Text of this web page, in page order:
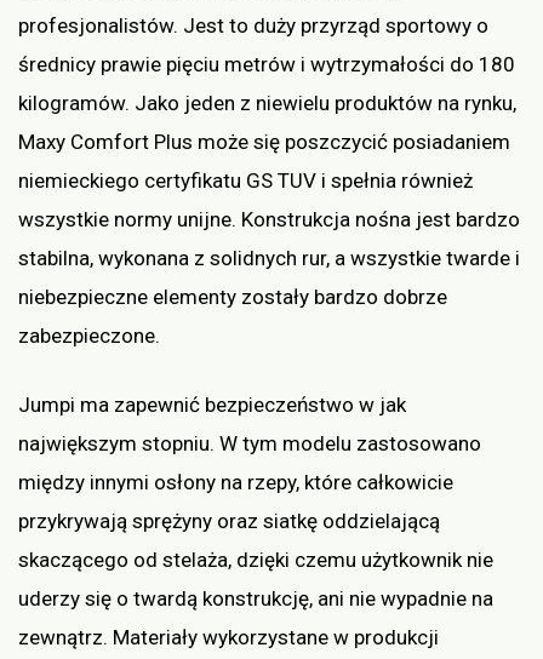
profesjonalistów. Jest to duży przyrząd sportowy o
średnicy prawie pięciu metrów i wytrzymałości do 180
kilogramów. Jako jeden z niewielu produktów na rynku,
Maxy Comfort Plus może się poszczycić posiadaniem
niemieckiego certyfikatu GS TUV i spełnia również
wszystkie normy unijne. Konstrukcja nośna jest bardzo
stabilna, wykonana z solidnych rur, a wszystkie twarde i
niebezpieczne elementy zostały bardzo dobrze
zabezpieczone.
Jumpi ma zapewnić bezpieczeństwo w jak
największym stopniu. W tym modelu zastosowano
między innymi osłony na rzepy, które całkowicie
przykrywają sprężyny oraz siatkę oddzielającą
skaczącego od stelaża, dzięki czemu użytkownik nie
uderzy się o twardą konstrukcję, ani nie wypadnie na
zewnątrz. Materiały wykorzystane w produkcji